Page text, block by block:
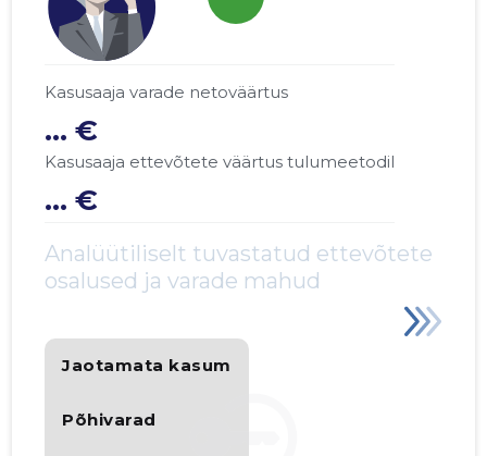
Kasusaaja varade netoväärtus
... €
Kasusaaja ettevõtete väärtus tulumeetodil
... €
Analüütiliselt tuvastatud ettevõtete
osalused ja varade mahud
Jaotamata kasum
Põhivarad